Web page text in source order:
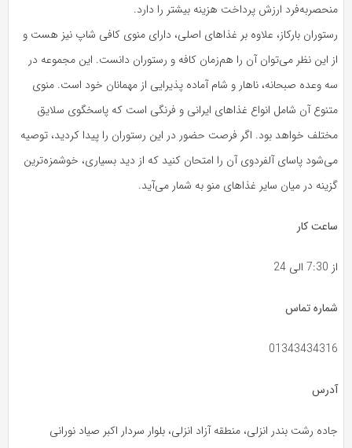
منحصر‌به‌فرد ارزش پرداخت هزینه بیشتر را دارد.
رستوران بارکاز، علاوه بر غذاهای اصلی، دارای منوی کافی شاپ نیز هست و
از این نظر می‌توان آن را هم‌زمان کافه و رستوران دانست. این مجموعه در
سه وعده صبحانه، ناهار و شام آماده پذیرایی از مهمانان خود است. منوی
متنوع آن شامل انواع غذاهای ایرانی و فرنگی است که پاسخگوی سلایق
مختلف خواهد بود. اگر فرصت حضور در این رستوران را پیدا کردید، توصیه
می‌شود پاسای آلفردوی آن را امتحان کنید که از دید بسیاری، خوشمزه‌ترین
گزینه در میان سایر غذاهای منو به شمار می‌آید.
ساعت کار
از 7:30 الی 24
شماره تماس
01343434316
آدرس
جاده رشت بندر انزلی، منطقه آزاد انزلی، بلوار سردار اکبر صیاد نورانی